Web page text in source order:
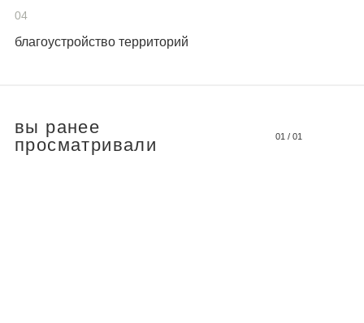
04
благоустройство территорий
вы ранее
просматривали
01 / 01